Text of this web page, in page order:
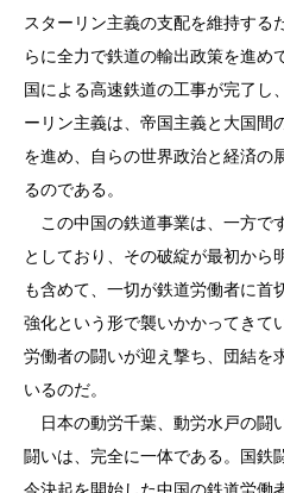
スターリン主義の支配を維持する
らに全力で鉄道の輸出政策を進め
国による高速鉄道の工事が完了し
ーリン主義は、帝国主義と大国間
を進め、自らの世界政治と経済の
るのである。
この中国の鉄道事業は、一方で
としており、その破綻が最初から
も含めて、一切が鉄道労働者に首
強化という形で襲いかかってきて
労働者の闘いが迎え撃ち、団結を
いるのだ。
日本の動労千葉、動労水戸の闘
闘いは、完全に一体である。国鉄
今決起を開始した中国の鉄道労働